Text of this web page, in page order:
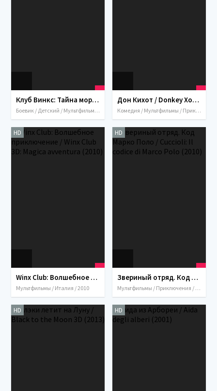
Клуб Винкс: Тайна морской бездны / Winx Club: Il mistero degli abissi (2014)
Боевик / Детский / Мультфильмы / Приключения / Семейный / Фэнтези / 2014 / Италия
Дон Кихот / Donkey Xote (2007)
Комедия / Мультфильмы / Приключения / Семейный / Италия / 2007
HD
Winx Club: Волшебное приключение / Winx Club 3D: Magica avventura (2010)
Мультфильмы / Италия / 2010
HD
Звериный отряд. Код Марко Поло / Cuccioli: Il codice di Marco Polo (2010)
Мультфильмы / Приключения / Семейный / США / Италия / 2010
HD HD